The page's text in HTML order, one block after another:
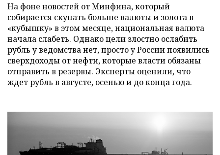
На фоне новостей от Минфина, который
собирается скупать больше валюты и золота в
«кубышку» в этом месяце, национальная валюта
начала слабеть. Однако цели злостно ослабить
рубль у ведомства нет, просто у России появились
сверхдоходы от нефти, которые власти обязаны
отправить в резервы. Эксперты оценили, что
ждет рубль в августе, осенью и до конца года.